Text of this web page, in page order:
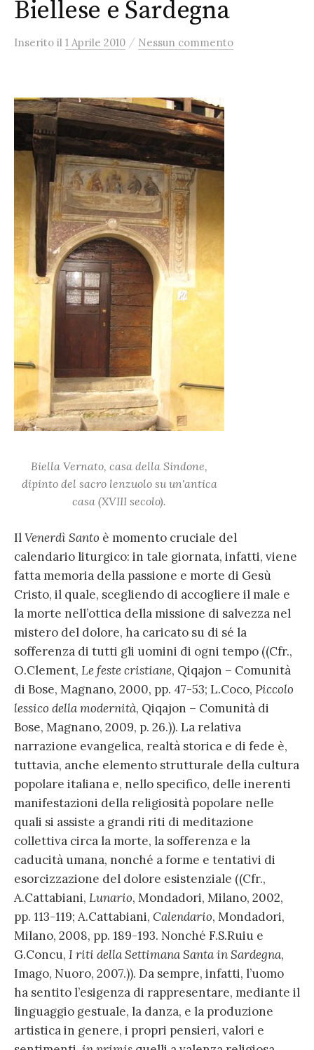
Biellese e Sardegna
Inserito il 1 Aprile 2010 / Nessun commento
Biella Vernato, casa della Sindone,
dipinto del sacro lenzuolo su un'antica
casa (XVIII secolo).
IlVenerdì Santo è momento cruciale del
calendario liturgico: in tale giornata, infatti, viene
fatta memoria della passione e morte di Gesù
Cristo, il quale, scegliendo di accogliere il male e
la morte nell’ottica della missione di salvezza nel
mistero del dolore, ha caricato su di sé la
sofferenza di tutti gli uomini di ogni tempo ((Cfr.,
O.Clement, Le feste cristiane, Qiqajon – Comunità
di Bose, Magnano, 2000, pp. 47-53; L.Coco, Piccolo
lessico della modernità, Qiqajon – Comunità di
Bose, Magnano, 2009, p. 26.)). La relativa
narrazione evangelica, realtà storica e di fede è,
tuttavia, anche elemento strutturale della cultura
popolare italiana e, nello specifico, delle inerenti
manifestazioni della religiosità popolare nelle
quali si assiste a grandi riti di meditazione
collettiva circa la morte, la sofferenza e la
caducità umana, nonché a forme e tentativi di
esorcizzazione del dolore esistenziale ((Cfr.,
A.Cattabiani, Lunario, Mondadori, Milano, 2002,
pp. 113-119; A.Cattabiani, Calendario, Mondadori,
Milano, 2008, pp. 189-193. Nonché F.S.Ruiu e
G.Concu, I riti della Settimana Santa in Sardegna,
Imago, Nuoro, 2007.)). Da sempre, infatti, l’uomo
ha sentito l’esigenza di rappresentare, mediante il
linguaggio gestuale, la danza, e la produzione
artistica in genere, i propri pensieri, valori e